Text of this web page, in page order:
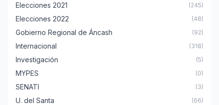
Elecciones 2021 (245)
Elecciones 2022 (48)
Gobierno Regional de Áncash (92)
Internacional (318)
Investigación (5)
MYPES (0)
SENATI (3)
U. del Santa (66)